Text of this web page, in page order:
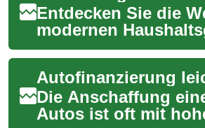
Entdecken Sie die
modernen
und wie sie den
erleichtern. Von
Waschmaschi...
Die Anschaffung
Autos ist oft mit